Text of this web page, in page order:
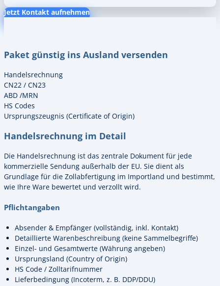
Jetzt Kontakt aufnehmen
Paket günstig ins Ausland versenden
Handelsrechnung
CN22 / CN23
ABD /MRN
HS Codes
Ursprungszeugnis (Certificate of Origin)
Handelsrechnung im Detail
Die Handelsrechnung ist das zentrale Dokument für jede
kommerzielle Sendung außerhalb der EU. Sie dient als
Grundlage für die Zollabfertigung im Importland und bestimmt,
wie Ihre Ware bewertet und verzollt wird.
Pflichtangaben
Absender & Empfänger (vollständig, inkl. Kontakt)
Detaillierte Warenbeschreibung (keine Sammelbegriffe)
Einzel- und Gesamtwerte (Währung angeben)
Ursprungsland (Country of Origin)
HS Code / Zolltarifnummer
Lieferbedingung (Incoterm, z. B. DDP/DDU)